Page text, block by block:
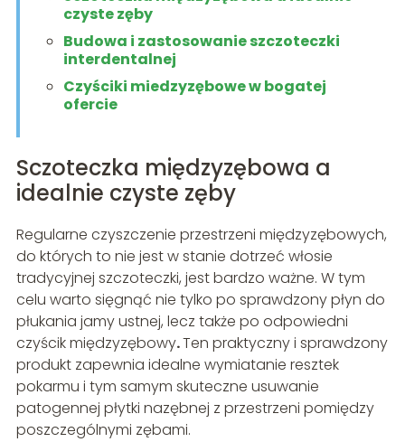
czyste zęby
Budowa i zastosowanie szczoteczki
interdentalnej
Czyściki miedzyzębowe w bogatej
ofercie
Sczoteczka międzyzębowa a
idealnie czyste zęby
Regularne czyszczenie przestrzeni międzyzębowych,
do których to nie jest w stanie dotrzeć włosie
tradycyjnej szczoteczki, jest bardzo ważne. W tym
celu warto sięgnąć nie tylko po sprawdzony płyn do
płukania jamy ustnej, lecz także po odpowiedni
czyścik międzyzębowy.Ten praktyczny i sprawdzony
produkt zapewnia idealne wymiatanie resztek
pokarmu i tym samym skuteczne usuwanie
patogennej płytki nazębnej z przestrzeni pomiędzy
poszczególnymi zębami.